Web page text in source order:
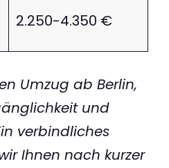
2.250-4.350 €
Umzug ab Berlin,
und
verbindliches
Ihnen nach kurzer